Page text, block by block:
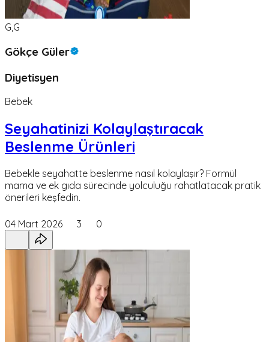
G,G
Gökçe Güler
Diyetisyen
Bebek
Seyahatinizi Kolaylaştıracak
Beslenme Ürünleri
Bebekle seyahatte beslenme nasıl kolaylaşır? Formül
mama ve ek gıda sürecinde yolculuğu rahatlatacak pratik
önerileri keşfedin.
04 Mart 2026 3 0